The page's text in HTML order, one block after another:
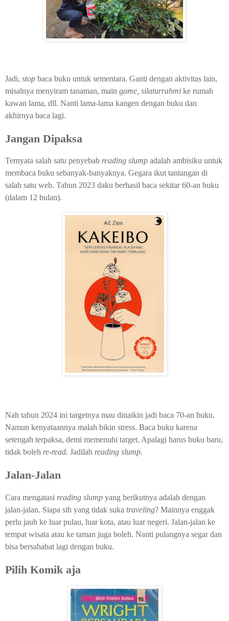
Jadi, stop baca buku untuk sementara. Ganti dengan aktivitas lain,
misalnya menyiram tanaman, main game, silaturrahmi ke rumah
kawan lama, dll. Nanti lama-lama kangen dengan buku dan
akhirnya baca lagi.
Jangan Dipaksa
Ternyata salah satu penyebab reading slump adalah ambisiku untuk
membaca buku sebanyak-banyaknya. Gegara ikut tantangan di
salah satu web. Tahun 2023 daku berhasil baca sekitar 60-an buku
(dalam 12 bulan).
Nah tahun 2024 ini targetnya mau dinaikin jadi baca 70-an buku.
Namun kenyataannya malah bikin stress. Baca buku karena
setengah terpaksa, demi memenuhi target. Apalagi harus buku baru,
tidak boleh re-read. Jadilah reading slump.
Jalan-Jalan
Cara mengatasi reading slump yang berikutnya adalah dengan
jalan-jalan. Siapa sih yang tidak suka traveling? Mainnya enggak
perlu jauh ke luar pulau, luar kota, atau luar negeri. Jalan-jalan ke
tempat wisata atau ke taman juga boleh. Nanti pulangnya segar dan
bisa bersahabat lagi dengan buku.
Pilih Komik aja